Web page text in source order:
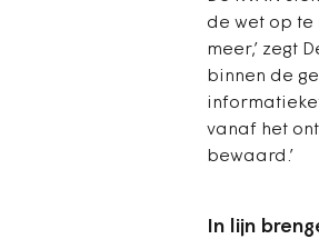
de wet op te
meer,’ zegt
binnen de
vanaf het
bewaard.’
In lijn